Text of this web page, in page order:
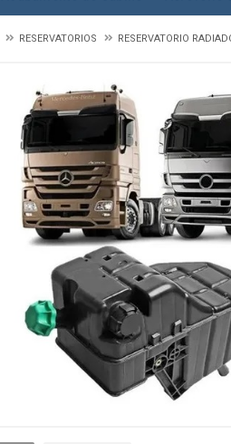
RESERVATORIOS RESERVATORIO